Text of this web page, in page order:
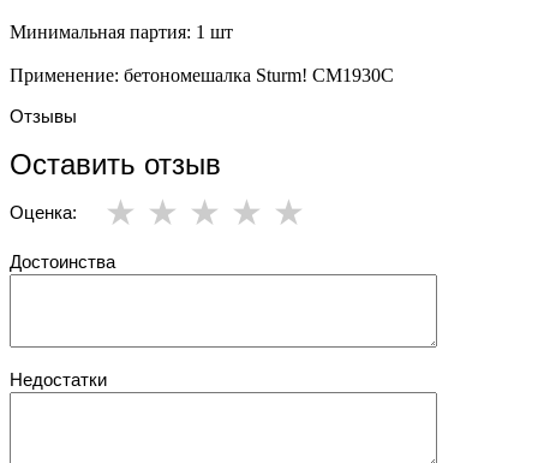
Минимальная партия: 1 шт
Применение: бетономешалка Sturm! CM1930C
Отзывы
Оставить отзыв
Оценка:
Достоинства
Недостатки